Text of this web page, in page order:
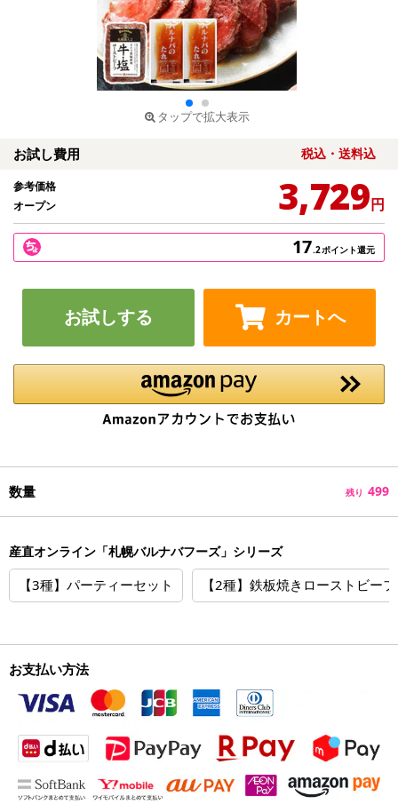
タップで拡大表示
お試し費用 税込・送料込
参考価格
オープン
3,729円
17.2ポイント還元
お試しする カートへ
数量 残り 499
産直オンライン「札幌バルナバフーズ」シリーズ
【3種】パーティーセット 【2種】鉄板焼きローストビー
お支払い方法